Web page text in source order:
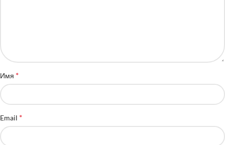
Имя *
Email *